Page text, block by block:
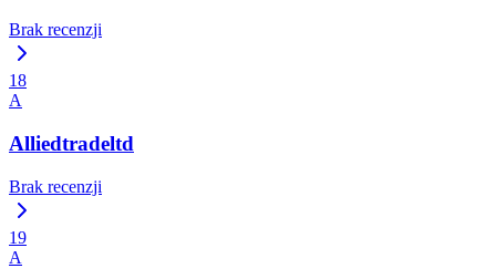
Brak recenzji
18
A
Alliedtradeltd
Brak recenzji
19
A